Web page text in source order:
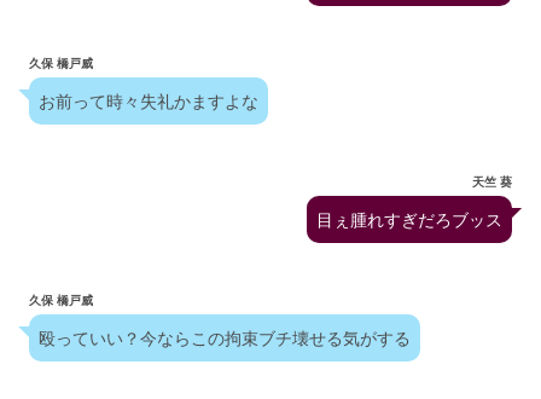
久保 橋戸威
お前って時々失礼かますよな
天竺 葵
目ぇ腫れすぎだろブッス
久保 橋戸威
殴っていい？今ならこの拘束ブチ壊せる気がする